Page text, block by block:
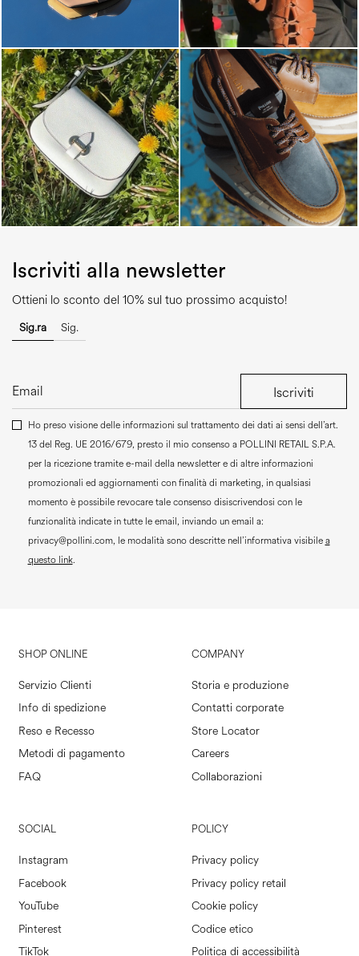
Iscriviti alla newsletter
Ottieni lo sconto del 10% sul tuo prossimo acquisto!
Sig.ra Sig.
Iscriviti
Ho preso visione delle informazioni sul trattamento dei dati ai sensi dell’art.
13 del Reg. UE 2016/679, presto il mio consenso a POLLINI RETAIL S.P.A.
per la ricezione tramite e-mail della newsletter e di altre informazioni
promozionali ed aggiornamenti con finalità di marketing, in qualsiasi
momento è possibile revocare tale consenso disiscrivendosi con le
funzionalità indicate in tutte le email, inviando un email a:
privacy@pollini.com, le modalità sono descritte nell’informativa visibilea
questo link.
SHOP ONLINE
Servizio Clienti
Info di spedizione
Reso e Recesso
Metodi di pagamento
FAQ
COMPANY
Storia e produzione
Contatti corporate
Store Locator
Careers
Collaborazioni
SOCIAL
Instagram
Facebook
YouTube
Pinterest
TikTok
POLICY
Privacy policy
Privacy policy retail
Cookie policy
Codice etico
Politica di accessibilità